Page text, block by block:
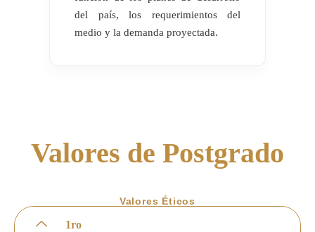
del país, los requerimientos del
medio y la demanda proyectada.
Valores de Postgrado
Valores Éticos
1ro